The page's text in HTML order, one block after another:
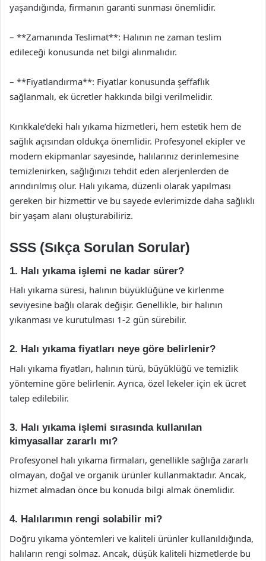
yaşandığında, firmanın garanti sunması önemlidir.
– **Zamanında Teslimat**: Halının ne zaman teslim
edileceği konusunda net bilgi alınmalıdır.
– **Fiyatlandırma**: Fiyatlar konusunda şeffaflık
sağlanmalı, ek ücretler hakkında bilgi verilmelidir.
Kırıkkale’deki halı yıkama hizmetleri, hem estetik hem de
sağlık açısından oldukça önemlidir. Profesyonel ekipler ve
modern ekipmanlar sayesinde, halılarınız derinlemesine
temizlenirken, sağlığınızı tehdit eden alerjenlerden de
arındırılmış olur. Halı yıkama, düzenli olarak yapılması
gereken bir hizmettir ve bu sayede evlerimizde daha sağlıklı
bir yaşam alanı oluşturabiliriz.
SSS (Sıkça Sorulan Sorular)
1. Halı yıkama işlemi ne kadar sürer?
Halı yıkama süresi, halının büyüklüğüne ve kirlenme
seviyesine bağlı olarak değişir. Genellikle, bir halının
yıkanması ve kurutulması 1-2 gün sürebilir.
2. Halı yıkama fiyatları neye göre belirlenir?
Halı yıkama fiyatları, halının türü, büyüklüğü ve temizlik
yöntemine göre belirlenir. Ayrıca, özel lekeler için ek ücret
talep edilebilir.
3. Halı yıkama işlemi sırasında kullanılan
kimyasallar zararlı mı?
Profesyonel halı yıkama firmaları, genellikle sağlığa zararlı
olmayan, doğal ve organik ürünler kullanmaktadır. Ancak,
hizmet almadan önce bu konuda bilgi almak önemlidir.
4. Halılarımın rengi solabilir mi?
Doğru yıkama yöntemleri ve kaliteli ürünler kullanıldığında,
halıların rengi solmaz. Ancak, düşük kaliteli hizmetlerde bu